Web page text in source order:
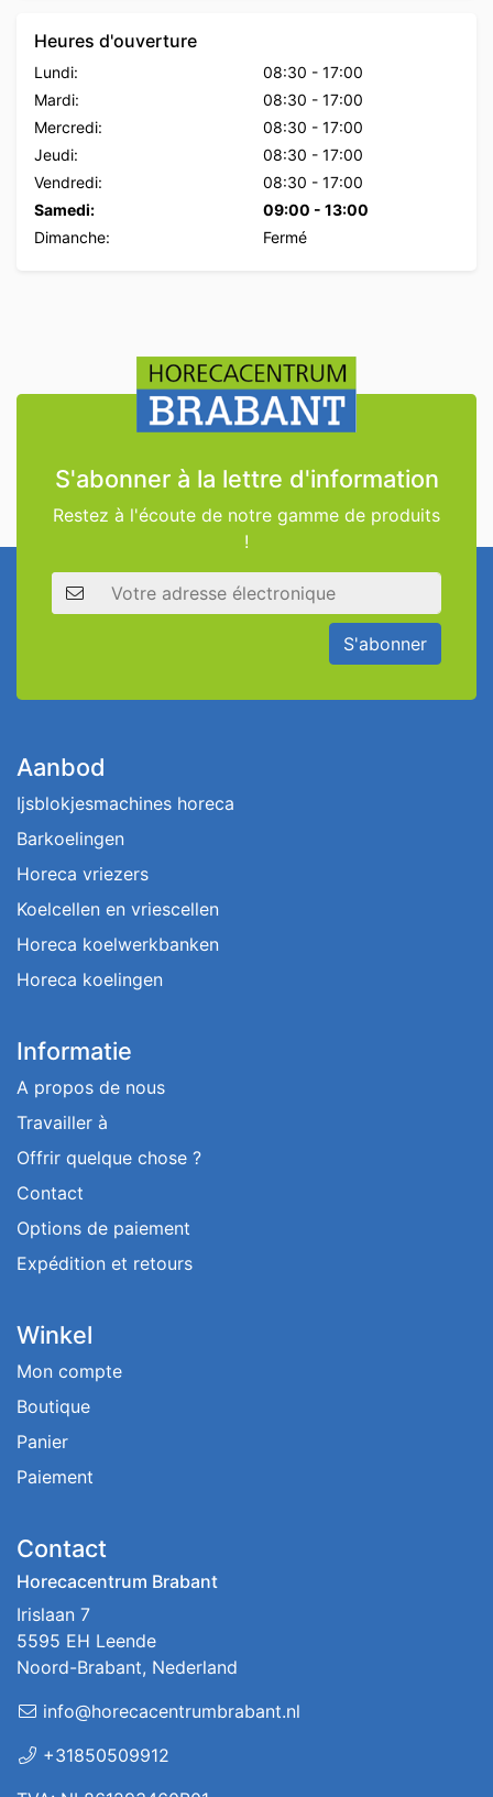
Heures d'ouverture
Lundi: 08:30 - 17:00
Mardi:
08:30 - 17:00
Mercredi:
08:30 - 17:00
Jeudi:
08:30 - 17:00
Vendredi:
08:30 - 17:00
Samedi:
09:00 - 13:00
Dimanche:
Fermé
S'abonner à la lettre d'information
Restez à l'écoute de notre gamme de produits
!
Adresse électronique
S'abonner
Aanbod
Ijsblokjesmachines horeca
Barkoelingen
Horeca vriezers
Koelcellen en vriescellen
Horeca koelwerkbanken
Horeca koelingen
Informatie
A propos de nous
Travailler à
Offrir quelque chose ?
Contact
Options de paiement
Expédition et retours
Winkel
Mon compte
Boutique
Panier
Paiement
Contact
Horecacentrum Brabant
Irislaan 7
5595 EH Leende
Noord-Brabant, Nederland
info@horecacentrumbrabant.nl
+31850509912